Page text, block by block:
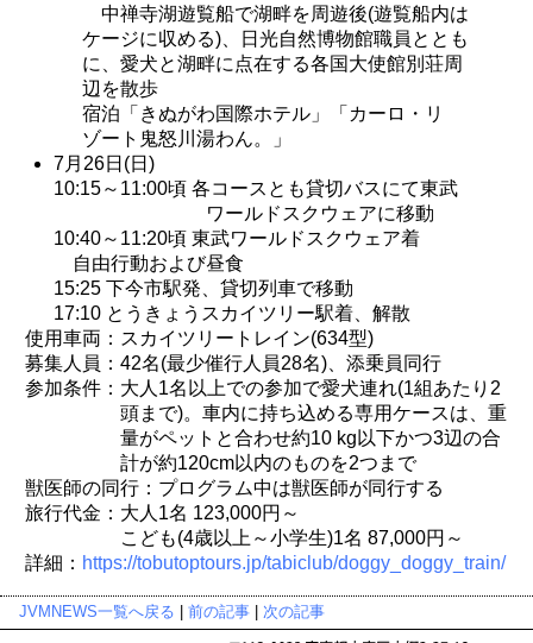
中禅寺湖遊覧船で湖畔を周遊後(遊覧船内は
ケージに収める)、日光自然博物館職員ととも
に、愛犬と湖畔に点在する各国大使館別荘周
辺を散歩
宿泊「きぬがわ国際ホテル」「カーロ・リ
ゾート鬼怒川湯わん。」
7月26日(日)
10:15～11:00頃 各コースとも貸切バスにて東武
ワールドスクウェアに移動
10:40～11:20頃 東武ワールドスクウェア着
自由行動および昼食
15:25 下今市駅発、貸切列車で移動
17:10 とうきょうスカイツリー駅着、解散
使用車両：スカイツリートレイン(634型)
募集人員：42名(最少催行人員28名)、添乗員同行
参加条件：大人1名以上での参加で愛犬連れ(1組あたり2
頭まで)。車内に持ち込める専用ケースは、重
量がペットと合わせ約10 kg以下かつ3辺の合
計が約120cm以内のものを2つまで
獣医師の同行：プログラム中は獣医師が同行する
旅行代金：大人1名 123,000円～
こども(4歳以上～小学生)1名 87,000円～
詳細： https://tobutoptours.jp/tabiclub/doggy_doggy_train/
JVMNEWS一覧へ戻る 前の記事 次の記事